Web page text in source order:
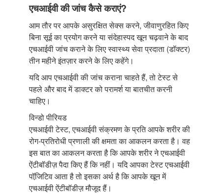
एचआईवी की जांच कैसे कराएं?
आम तौर पर आपके असुरक्षित सेक्स करने, जीवाणुरहित किए
बिना सूई का प्रयोग करने या संदेहास्पद खून चढ़वाने के बाद
एचआईवी जांच कराने के लिए स्वास्थ्य सेवा प्रदाता (डॉक्टर)
तीन महीने इंतज़ार करने के लिए कहेंगे।
यदि आप एचआईवी की जांच कराना चाहते हैं, तो टेस्ट से
पहले और बाद में डाक्टर को परामर्श या बातचीत करनी
चाहिए।
विन्डो पीरियड
एचआईवी टेस्ट, एचआईवी संक्रमण के प्रति आपके शरीर की
रोग-प्रतिरोधी प्रणाली की क्षमता का आकलन करता है। वह
इस बात का आकलन करता है कि आपके शरीर ने एचआईवी
ऐंटीबॉडीज़ पैदा किए हैं कि नहीं। यदि आपका टेस्ट एचआईवी
पॉजि़टिव आता है तो इसका अर्थ है कि आपके खून में
एचआईवी ऐंटीबॉडीज़ मौजूद हैं।